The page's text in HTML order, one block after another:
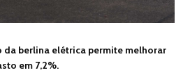
da berlina elétrica permite melhorar
em 7,2%.